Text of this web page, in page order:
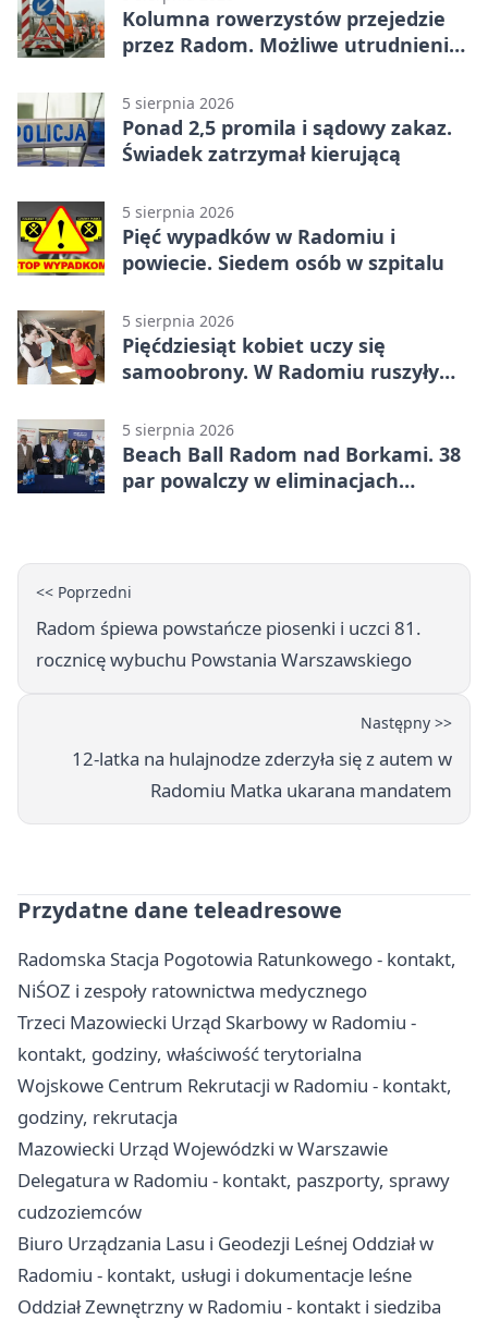
Kolumna rowerzystów przejedzie
przez Radom. Możliwe utrudnienia
5 sierpnia 2026
Ponad 2,5 promila i sądowy zakaz.
Świadek zatrzymał kierującą
5 sierpnia 2026
Pięć wypadków w Radomiu i
powiecie. Siedem osób w szpitalu
5 sierpnia 2026
Pięćdziesiąt kobiet uczy się
samoobrony. W Radomiu ruszyły
5 sierpnia 2026
Beach Ball Radom nad Borkami. 38
par powalczy w eliminacjach
<< Poprzedni
Radom śpiewa powstańcze piosenki i uczci 81.
rocznicę wybuchu Powstania Warszawskiego
Następny >>
12-latka na hulajnodze zderzyła się z autem w
Radomiu Matka ukarana mandatem
Przydatne dane teleadresowe
Radomska Stacja Pogotowia Ratunkowego - kontakt,
NiŚOZ i zespoły ratownictwa medycznego
Trzeci Mazowiecki Urząd Skarbowy w Radomiu -
kontakt, godziny, właściwość terytorialna
Wojskowe Centrum Rekrutacji w Radomiu - kontakt,
godziny, rekrutacja
Mazowiecki Urząd Wojewódzki w Warszawie
Delegatura w Radomiu - kontakt, paszporty, sprawy
cudzoziemców
Biuro Urządzania Lasu i Geodezji Leśnej Oddział w
Radomiu - kontakt, usługi i dokumentacje leśne
Oddział Zewnętrzny w Radomiu - kontakt i siedziba